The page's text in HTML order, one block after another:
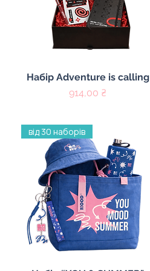
Швидкий перегляд
Набір Adventure is calling
Ціна
914,00 ₴
від 30 наборів